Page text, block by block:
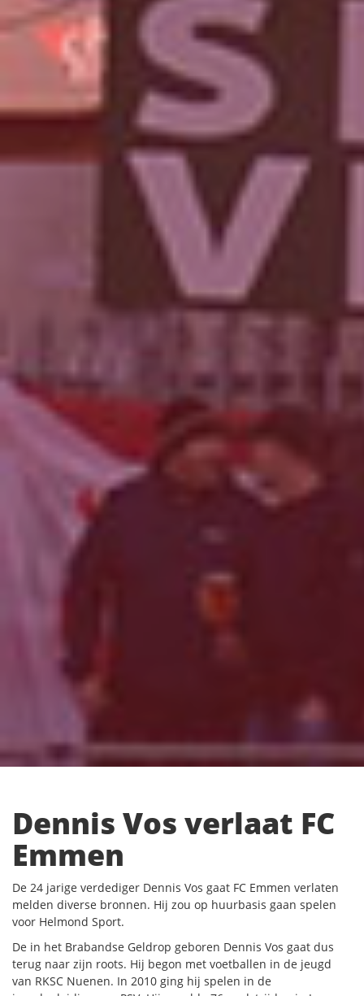
Dennis Vos verlaat FC
Emmen
De 24 jarige verdediger Dennis Vos gaat FC Emmen verlaten
melden diverse bronnen. Hij zou op huurbasis gaan spelen
voor Helmond Sport.
De in het Brabandse Geldrop geboren Dennis Vos gaat dus
terug naar zijn roots. Hij begon met voetballen in de jeugd
van RKSC Nuenen. In 2010 ging hij spelen in de